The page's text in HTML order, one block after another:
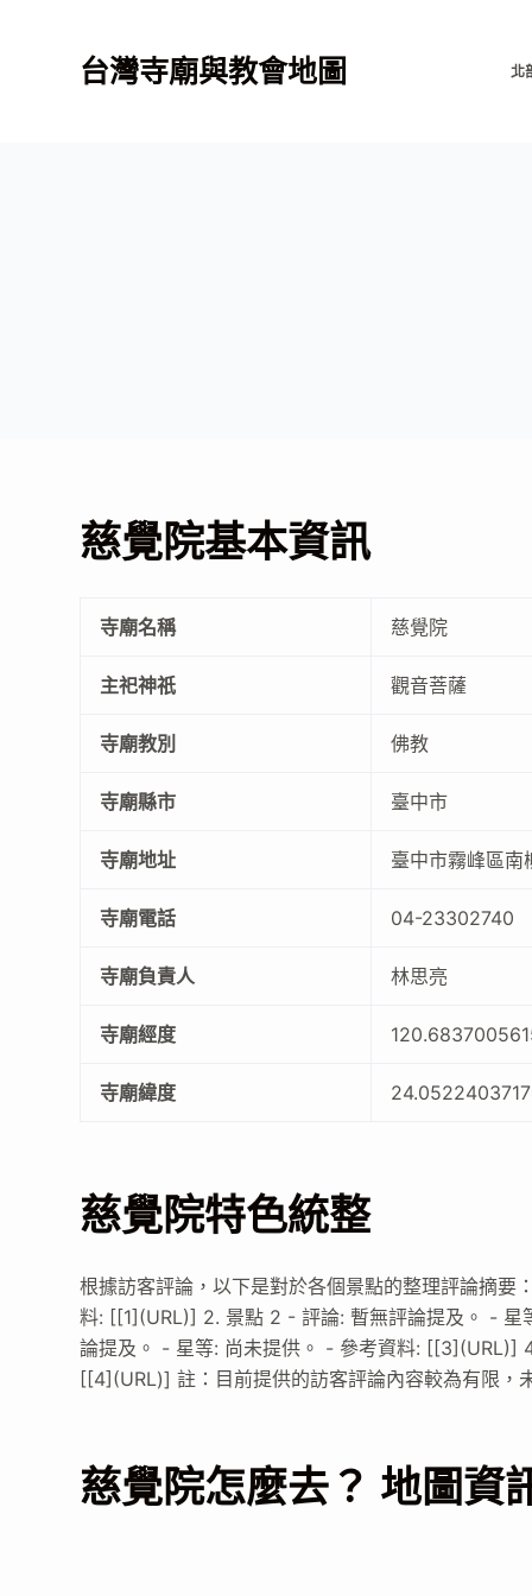
台灣寺廟與教會地圖 北
慈覺院基本資訊
寺廟名稱 慈覺院
主祀神祇 觀音菩薩
寺廟教別 佛教
寺廟縣市 臺中市
寺廟地址 臺中市霧峰區
寺廟電話 04-23302740
寺廟負責人 林思亮
寺廟經度
寺廟緯度
慈覺院特色統整
根據訪客評論，以下是對於各個景點的整理評論摘
料: [[1](URL)] 2. 景點 2 - 評論: 暫無評論提及。 -
論提及。 - 星等: 尚未提供。 - 參考資料: [[3](URL)]
[[4](URL)] 註：目前提供的訪客評論內容較為有限，
慈覺院怎麼去？ 地圖資